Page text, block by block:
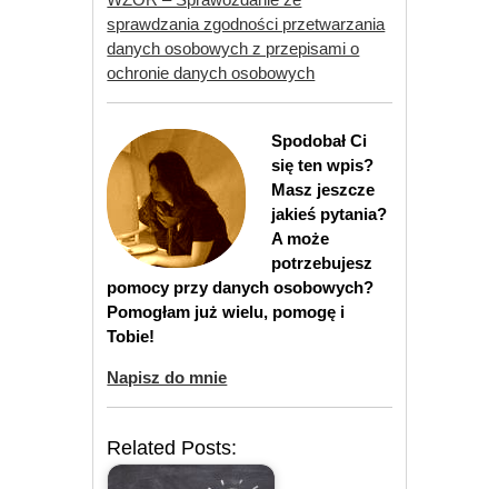
sprawdzania zgodności przetwarzania
danych osobowych z przepisami o
ochronie danych osobowych
Spodobał Ci
się ten wpis?
Masz jeszcze
jakieś pytania?
A może
potrzebujesz
pomocy przy danych osobowych?
Pomogłam już wielu, pomogę i
Tobie!
Napisz do mnie
Related Posts: